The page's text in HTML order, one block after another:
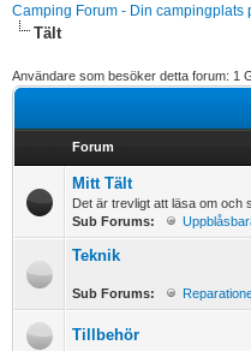
Camping Forum - Din campingplats
Tält
Användare som besöker detta forum: 1
Forum
Mitt Tält
Det är trevligt att läsa om och
Sub Forums:
Teknik
Sub Forums:
Tillbehör